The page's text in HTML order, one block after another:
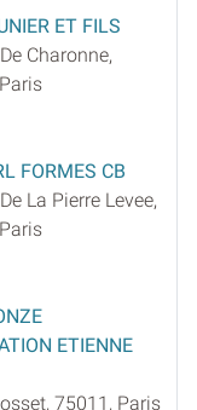
ET FILS
Charonne,
FORMES CB
La Pierre Levee,
ETIENNE
75011, Paris